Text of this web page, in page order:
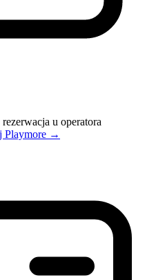
u operatora
Playmore →